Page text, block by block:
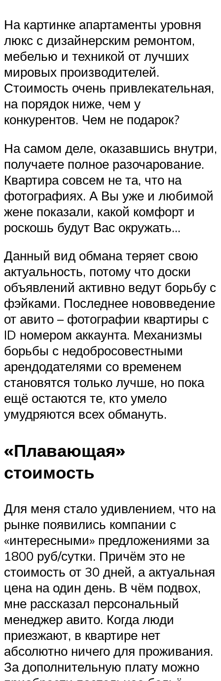
На картинке апартаменты уровня
люкс с дизайнерским ремонтом,
мебелью и техникой от лучших
мировых производителей.
Стоимость очень привлекательная,
на порядок ниже, чем у
конкурентов. Чем не подарок?
На самом деле, оказавшись внутри,
получаете полное разочарование.
Квартира совсем не та, что на
фотографиях. А Вы уже и любимой
жене показали, какой комфорт и
роскошь будут Вас окружать…
Данный вид обмана теряет свою
актуальность, потому что доски
объявлений активно ведут борьбу с
фэйками. Последнее нововведение
от авито – фотографии квартиры с
ID номером аккаунта. Механизмы
борьбы с недобросовестными
арендодателями со временем
становятся только лучше, но пока
ещё остаются те, кто умело
умудряются всех обмануть.
«Плавающая»
стоимость
Для меня стало удивлением, что на
рынке появились компании с
«интересными» предложениями за
1800 руб/сутки. Причём это не
стоимость от 30 дней, а актуальная
цена на один день. В чём подвох,
мне рассказал персональный
менеджер авито. Когда люди
приезжают, в квартире нет
абсолютно ничего для проживания.
За дополнительную плату можно